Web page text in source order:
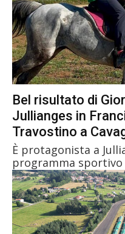
Bel risultato di
Jullianges in
Travostino a
È protagonista a
programma sportivo